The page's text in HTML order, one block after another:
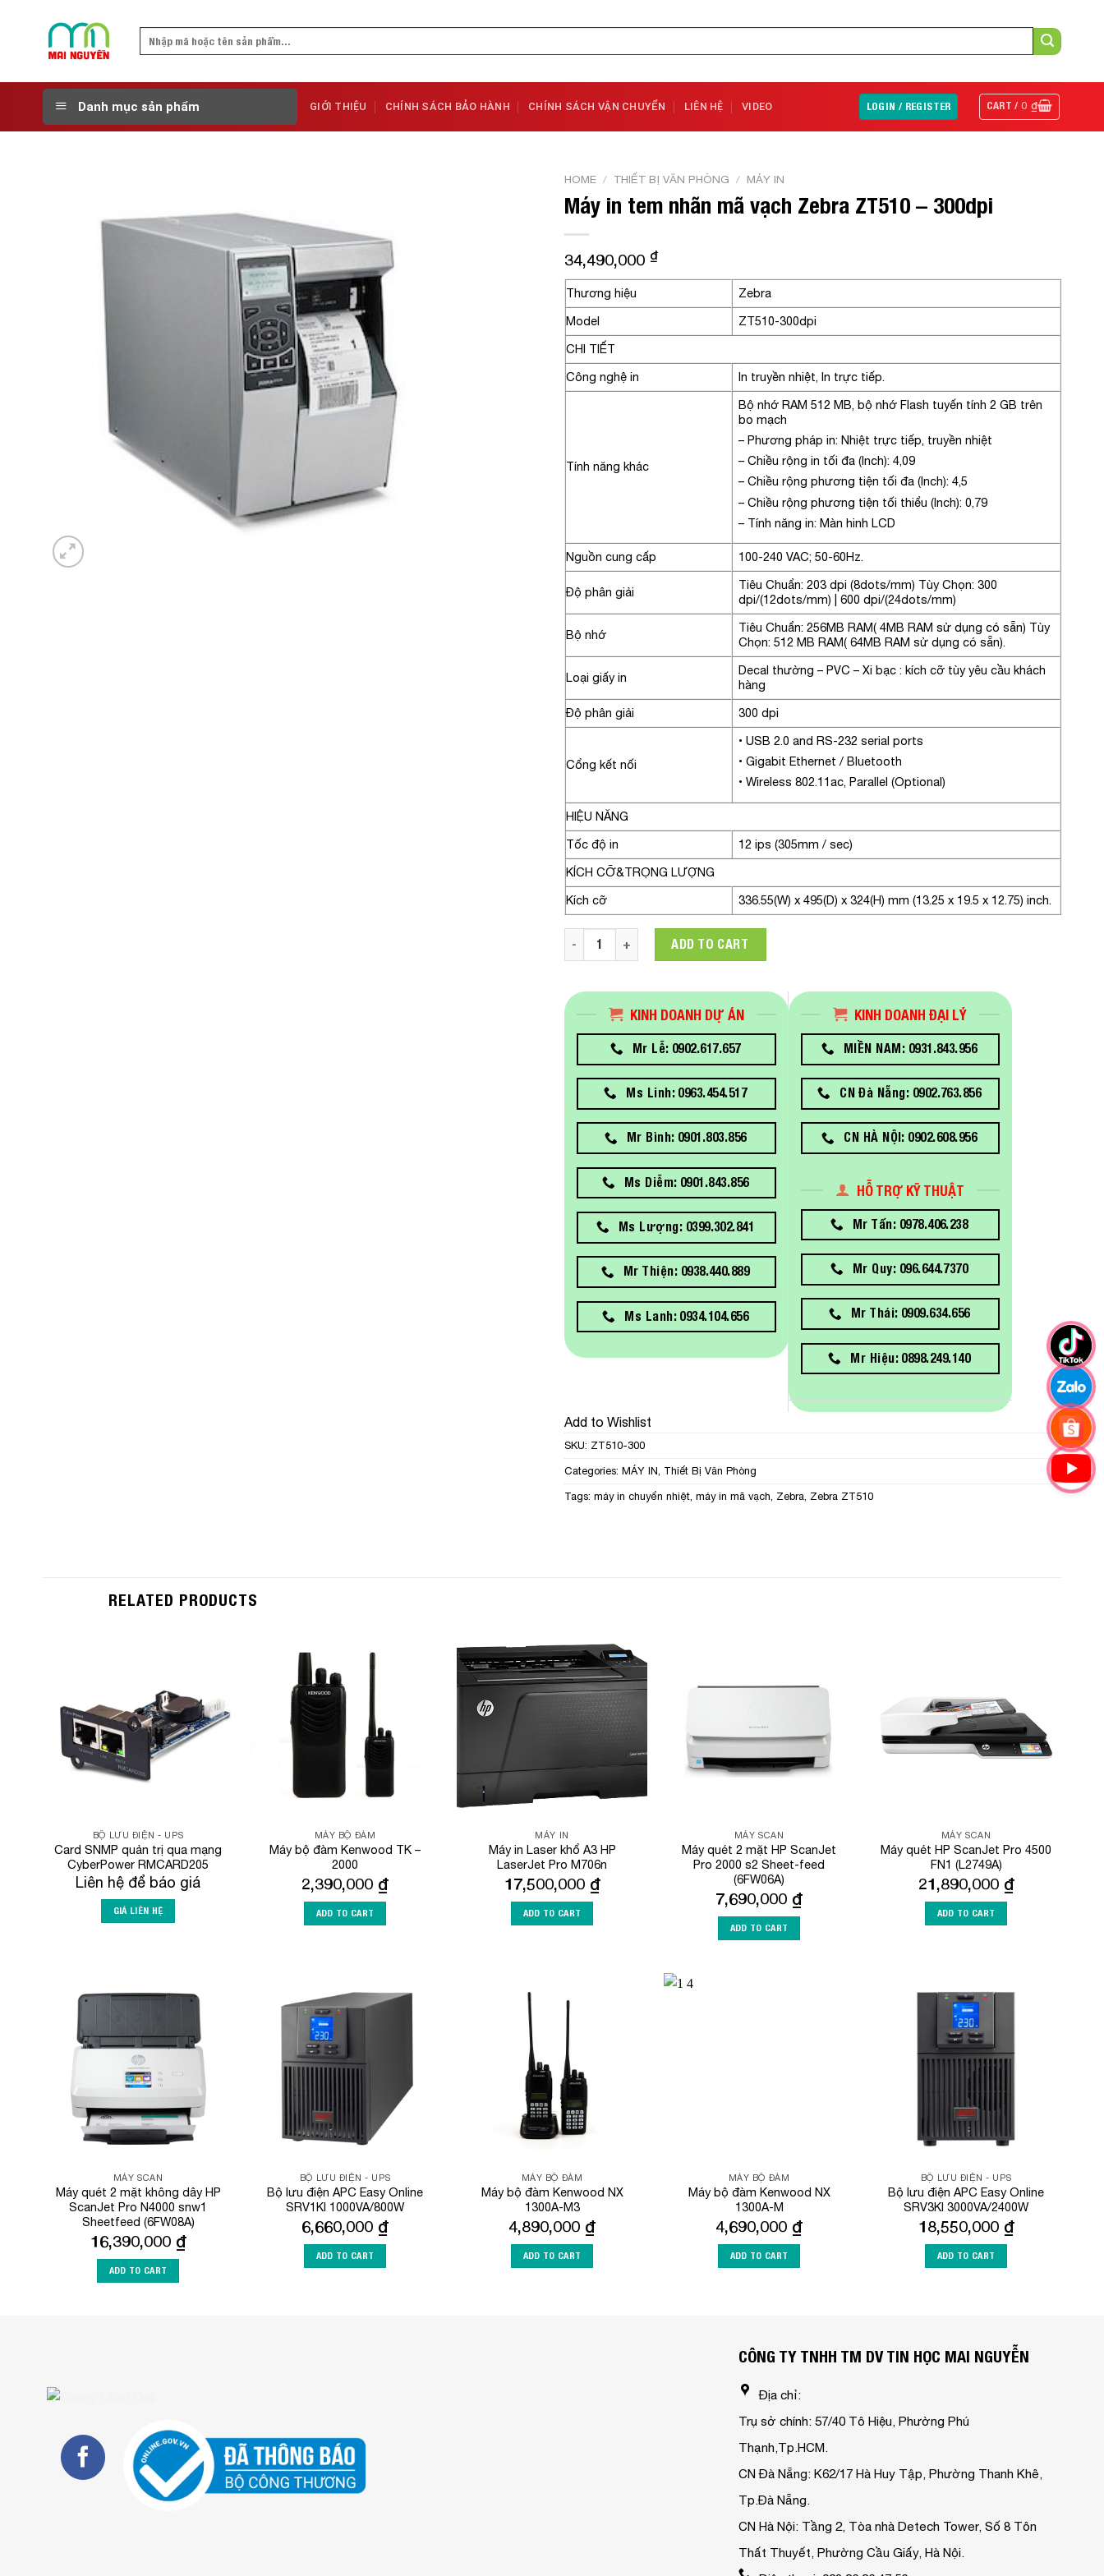
Search
Danh mục sản phẩm GIỚI THIỆU CHÍNH SÁCH BẢO HÀNH CHÍNH SÁCH VẬN CHUYỂN LIÊN HỆ VIDEO LOGIN / REGISTER CART /0₫
HOME / THIẾT BỊ VĂN PHÒNG / MÁY IN
Máy in tem nhãn mã vạch Zebra ZT510 – 300dpi
34,490,000 ₫
Thương hiệu
Zebra
Model
ZT510-300dpi
CHI TIẾT
Công nghệ in
In truyền nhiệt, In trực tiếp.
Tính năng khác
Bộ nhớ RAM 512 MB, bộ nhớ Flash tuyến tính 2 GB trên
bo mạch
– Phương pháp in: Nhiệt trực tiếp, truyền nhiệt
– Chiều rộng in tối đa (Inch): 4,09
– Chiều rộng phương tiện tối đa (Inch): 4,5
– Chiều rộng phương tiện tối thiểu (Inch): 0,79
– Tính năng in: Màn hinh LCD
Nguồn cung cấp 100-240 VAC; 50-60Hz.
Độ phân giải
Tiêu Chuẩn: 203 dpi (8dots/mm) Tùy Chọn: 300
dpi/(12dots/mm) | 600 dpi/(24dots/mm)
Bộ nhớ
Tiêu Chuẩn: 256MB RAM( 4MB RAM sử dụng có sẵn) Tùy
Chọn: 512 MB RAM( 64MB RAM sử dụng có sẵn).
Loại giấy in
Decal thường – PVC – Xi bạc : kích cỡ tùy yêu cầu khách
hàng
Độ phân giải
300 dpi
Cổng kết nối
• USB 2.0 and RS-232 serial ports
• Gigabit Ethernet / Bluetooth
• Wireless 802.11ac, Parallel (Optional)
HIỆU NĂNG
Tốc độ in
12 ips (305mm / sec)
KÍCH CỠ&TRỌNG LƯỢNG
Kích cỡ
336.55(W) x 495(D) x 324(H) mm (13.25 x 19.5 x 12.75) inch.
Máy in tem nhãn mã vạch Zebra ZT510 - 300dpi quantity
ADD TO CART
KINH DOANH DỰ ÁN
Mr Lễ: 0902.617.657
Ms Linh: 0963.454.517
Mr Bình: 0901.803.856
Ms Diễm: 0901.843.856
Ms Lượng: 0399.302.841
Mr Thiện: 0938.440.889
Ms Lanh: 0934.104.656
KINH DOANH ĐẠI LÝ
MIỀN NAM: 0931.843.956
CN Đà Nẵng: 0902.763.856
CN HÀ NỘI: 0902.608.956
HỖ TRỢ KỸ THUẬT
Mr Tấn: 0978.406.238
Mr Quy: 096.644.7370
Mr Thái: 0909.634.656
Mr Hiệu: 0898.249.140
Add to Wishlist
SKU: ZT510-300
Categories: MÁY IN Thiết Bị Văn Phòng
Tags: máy in chuyển nhiệt máy in mã vạch Zebra Zebra ZT510
RELATED PRODUCTS
BỘ LƯU ĐIỆN - UPS
Card SNMP quản trị qua mạng
CyberPower RMCARD205
Liên hệ để báo giá
GIÁ LIÊN HỆ
MÁY BỘ ĐÀM
Máy bộ đàm Kenwood TK –
2000
2,390,000 ₫
ADD TO CART
Add to
Wishlist
MÁY IN
Máy in Laser khổ A3 HP
LaserJet Pro M706n
17,500,000 ₫
ADD TO CART
Wishlist
MÁY SCAN
Máy quét 2 mặt HP ScanJet
Pro 2000 s2 Sheet-feed
(6FW06A)
7,690,000 ₫
ADD TO CART
MÁY SCAN
Máy quét HP ScanJet Pro 4500
FN1 (L2749A)
21,890,000 ₫
ADD TO CART
Add to
Wishlist
MÁY SCAN
Máy quét 2 mặt không dây HP
ScanJet Pro N4000 snw1
Sheetfeed (6FW08A)
16,390,000 ₫
ADD TO CART
BỘ LƯU ĐIỆN - UPS
Bộ lưu điện APC Easy Online
SRV1KI 1000VA/800W
6,660,000 ₫
ADD TO CART
MÁY BỘ ĐÀM
Máy bộ đàm Kenwood NX
1300A-M3
4,890,000 ₫
ADD TO CART
MÁY BỘ ĐÀM
Máy bộ đàm Kenwood NX
1300A-M
4,690,000 ₫
ADD TO CART
BỘ LƯU ĐIỆN - UPS
Bộ lưu điện APC Easy Online
SRV3KI 3000VA/2400W
18,550,000 ₫
ADD TO CART
CÔNG TY TNHH TM DV TIN HỌC MAI NGUYỄN
Địa chỉ:
Trụ sở chính: 57/40 Tô Hiệu, Phường Phú
Thạnh,Tp.HCM.
CN Đà Nẵng: K62/17 Hà Huy Tập, Phường Thanh Khê,
Tp.Đà Nẵng.
CN Hà Nội: Tầng 2, Tòa nhà Detech Tower, Số 8 Tôn
Thất Thuyết, Phường Cầu Giấy, Hà Nội.